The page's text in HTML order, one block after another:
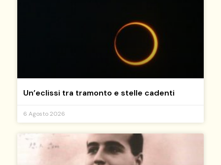
Un’eclissi tra tramonto e stelle cadenti
6 Agosto 2026